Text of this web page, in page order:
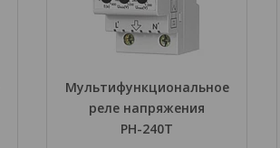
Мультифункциональное
реле напряжения
РН-240T